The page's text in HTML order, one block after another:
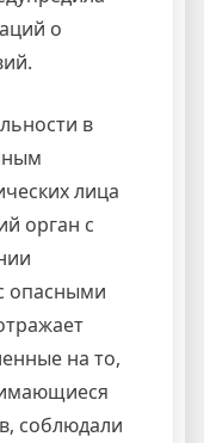
о
в
лица
орган с
опасными
на то,
соблюдали